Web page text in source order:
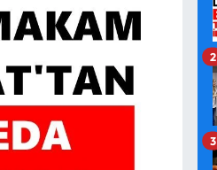
2
3